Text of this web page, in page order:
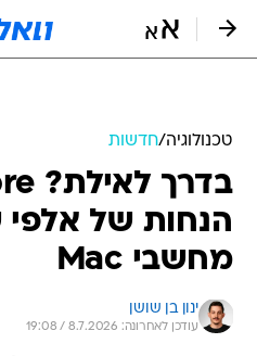
טכנולוגיה/חדשות
הנחות של
מחשבי Mac
ינון בן שושן
עודכן לאחרונה: 8.7.2026 / 19:08